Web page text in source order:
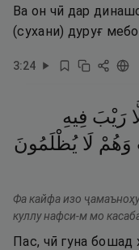
Ва он чӣ дар
(сухани) дуруғ
3:24
رَيْبَ فِيهِ
وَهُمْ لَا يُظْلَمُونَ
Фа кайфа изо
куллу нафси-м мо
Пас, чӣ гуна бошад